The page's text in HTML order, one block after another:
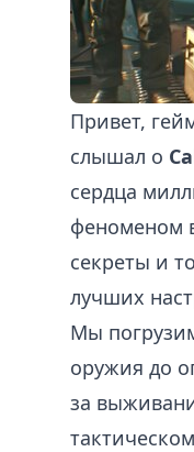
Привет,
слышал о
сердца
феноменом
секреты и
лучших
Мы
оружия до
за